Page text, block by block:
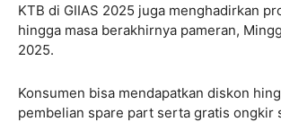
KTB di GIIAS 2025 juga menghadirkan
hingga masa berakhirnya pameran,
2025.
Konsumen bisa mendapatkan diskon
pembelian spare part serta gratis ongkir